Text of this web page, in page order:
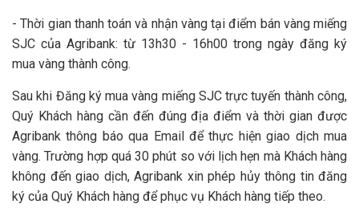
- Thời gian thanh toán và nhận vàng tại điểm bán vàng miếng
SJC của Agribank: từ 13h30 - 16h00 trong ngày đăng ký
mua vàng thành công.
Sau khi Đăng ký mua vàng miếng SJC trực tuyến thành công,
Quý Khách hàng cần đến đúng địa điểm và thời gian được
Agribank thông báo qua Email để thực hiện giao dịch mua
vàng. Trường hợp quá 30 phút so với lịch hẹn mà Khách hàng
không đến giao dịch, Agribank xin phép hủy thông tin đăng
ký của Quý Khách hàng để phục vụ Khách hàng tiếp theo.